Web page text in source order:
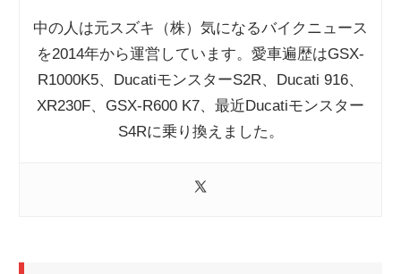
中の人は元スズキ（株）気になるバイクニュース
を2014年から運営しています。愛車遍歴はGSX-
R1000K5、DucatiモンスターS2R、Ducati 916、
XR230F、GSX-R600 K7、最近Ducatiモンスター
S4Rに乗り換えました。